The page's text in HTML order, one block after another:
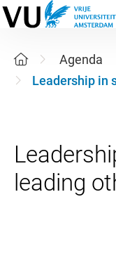
Agenda
Leadership in